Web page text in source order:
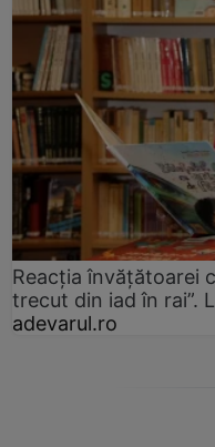
Reacția învățătoarei
trecut din iad în rai”.
adevarul.ro